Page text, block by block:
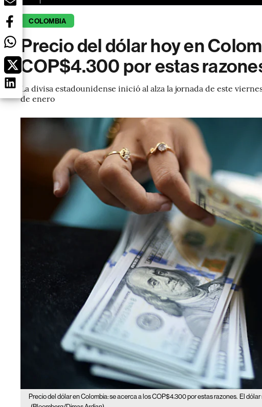
COLOMBIA
Precio del dólar hoy en
COP$4.300 por estas
La divisa estadounidense inició al alza la jornada de este
de enero
Precio del dólar en Colombia: se acerca a los COP$4.300 por estas razones. El